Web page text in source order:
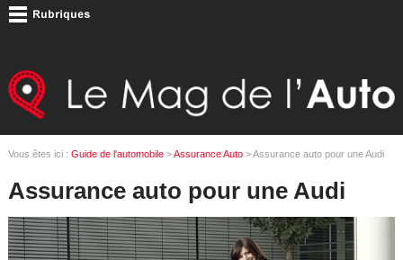
Vous êtes ici : Guide de l'automobile>Assurance Auto> Assurance auto pour une Audi
Assurance auto pour une Audi